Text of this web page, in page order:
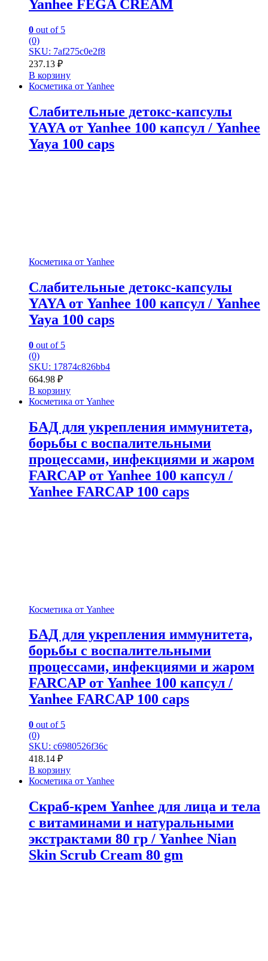
Yanhee FEGA CREAM
0 out of 5
(0)
SKU: 7af275c0e2f8
237.13 ₽
В корзину
Косметика от Yanhee
Слабительные детокс-капсулы
YAYA от Yanhee 100 капсул / Yanhee
Yaya 100 caps
Косметика от Yanhee
Слабительные детокс-капсулы
YAYA от Yanhee 100 капсул / Yanhee
Yaya 100 caps
0 out of 5
(0)
SKU: 17874c826bb4
664.98 ₽
В корзину
Косметика от Yanhee
БАД для укрепления иммунитета,
борьбы с воспалительными
процессами, инфекциями и жаром
FARCAP от Yanhee 100 капсул /
Yanhee FARCAP 100 caps
Косметика от Yanhee
БАД для укрепления иммунитета,
борьбы с воспалительными
процессами, инфекциями и жаром
FARCAP от Yanhee 100 капсул /
Yanhee FARCAP 100 caps
0 out of 5
(0)
SKU: c6980526f36c
418.14 ₽
В корзину
Косметика от Yanhee
Скраб-крем Yanhee для лица и тела
с витаминами и натуральными
экстрактами 80 гр / Yanhee Nian
Skin Scrub Cream 80 gm